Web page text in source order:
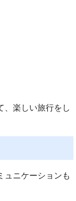
、楽しい旅行をし
ュニケーションも